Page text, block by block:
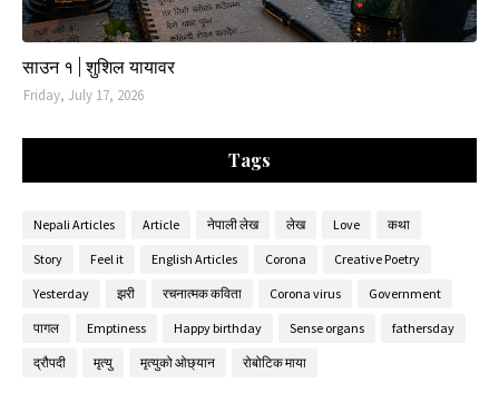
साउन १ | शुशिल यायावर
Friday, July 17, 2026
Tags
Nepali Articles Article नेपाली लेख लेख Love कथा
Story Feel it English Articles Corona Creative Poetry
Yesterday झरी रचनात्मक कविता Corona virus Government
पागल Emptiness Happy birthday Sense organs fathersday
द्रौपदी मृत्यु मृत्युको ओछ्यान रोबोटिक माया